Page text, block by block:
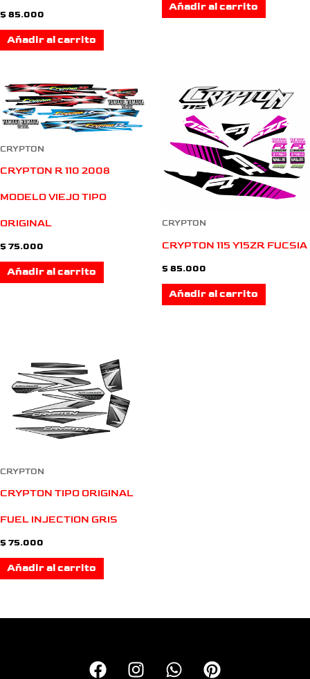
$ 85.000
Añadir al carrito
Añadir al carrito
CRYPTON
CRYPTON R 110 2008
MODELO VIEJO TIPO
ORIGINAL
$ 75.000
Añadir al carrito
CRYPTON
CRYPTON 115 Y15ZR FUCSIA
$ 85.000
Añadir al carrito
CRYPTON
CRYPTON TIPO ORIGINAL
FUEL INJECTION GRIS
$ 75.000
Añadir al carrito